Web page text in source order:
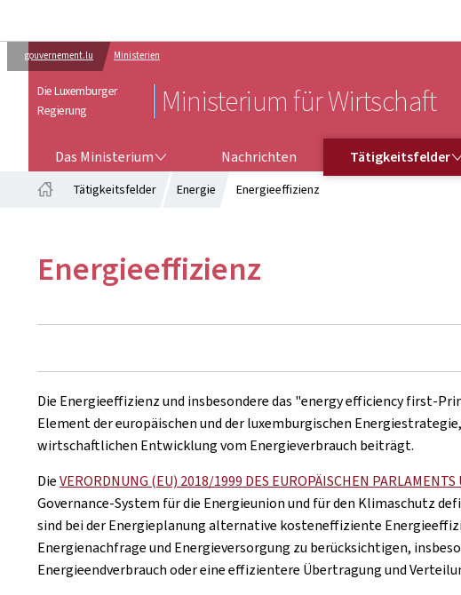
gouvernement.lu Ministerien
Die Luxemburger
Regierung
Ministerium für Wirtschaft
Das Ministerium Nachrichten Tätigkeitsfelder
Tätigkeitsfelder Energie Energieeffizienz
Energieeffizienz
Die Energieeffizienz und insbesondere das "energy efficiency first-
Element der europäischen und der luxemburgischen
wirtschaftlichen Entwicklung vom Energieverbrauch beiträgt.
DieVERORDNUNG (EU) 2018/1999 DES EUROPÄISCHEN PARLAMENTS
Governance-System für die Energieunion und für den Klimaschutz
sind bei der Energieplanung alternative kosteneffiziente
Energienachfrage und Energieversorgung zu berücksichtigen,
Energieendverbrauch oder eine effizientere Übertragung und